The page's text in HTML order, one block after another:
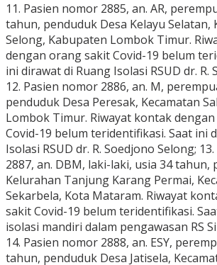
11. Pasien nomor 2885, an. AR,
tahun, penduduk Desa Kelayu Selatan,
Selong, Kabupaten Lombok Timur.
dengan orang sakit Covid-19 belum
ini dirawat di Ruang Isolasi RSUD dr. R.
12. Pasien nomor 2886, an. M,
penduduk Desa Peresak, Kecamatan
Lombok Timur. Riwayat kontak
Covid-19 belum teridentifikasi. Saat ini
Isolasi RSUD dr. R. Soedjono Selong;
2887, an. DBM, laki-laki, usia 34 tahun,
Kelurahan Tanjung Karang Permai,
Sekarbela, Kota Mataram. Riwayat
sakit Covid-19 belum teridentifikasi.
isolasi mandiri dalam pengawasan RS
14. Pasien nomor 2888, an. ESY,
tahun, penduduk Desa Jatisela,